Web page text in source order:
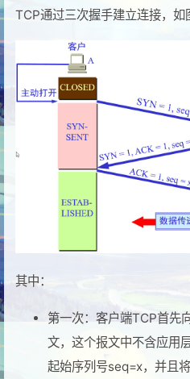
TCP通过三次握手建立连接，如
其中：
第一次：客户端TCP首先
文，这个报文中不含应用
起始序列号seq=x，并且将